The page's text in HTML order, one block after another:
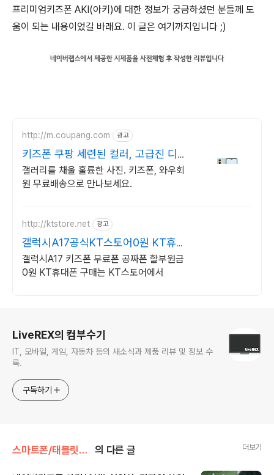
프리미엄키즈폰 AKI(아키)에 대한 정보가 궁금하셨던 분들께 도
움이 되는 내용이었길 바래요. 이 글은 여기까지입니다 ;)
http://m.coupang.com 광고
키즈폰 쿠팡 세련된 컬러, 고급진 디자
인
갤러리를 채울 훌륭한 사진. 키즈폰, 와우회
원 무료배송으로 만나보세요.
http://ktstore.net 광고
갤럭시A17공식KT스토어0원 KT휴대
폰구매는 KT스토어
갤럭시A17 키즈폰 무료폰 공짜폰 할부원금
0원 KT휴대폰 구매는 KT스토어에서
LiveREX의 컴부수기
IT, 모바일, 게임, 자동차 등의 새소식과 제품 리뷰 및 정보 수
록.
구독하기
스마트폰/태블릿PC/웨어러블 리뷰/> 웨어러블 디바이스 - 스마트워치 등 의 다른 글 더보기